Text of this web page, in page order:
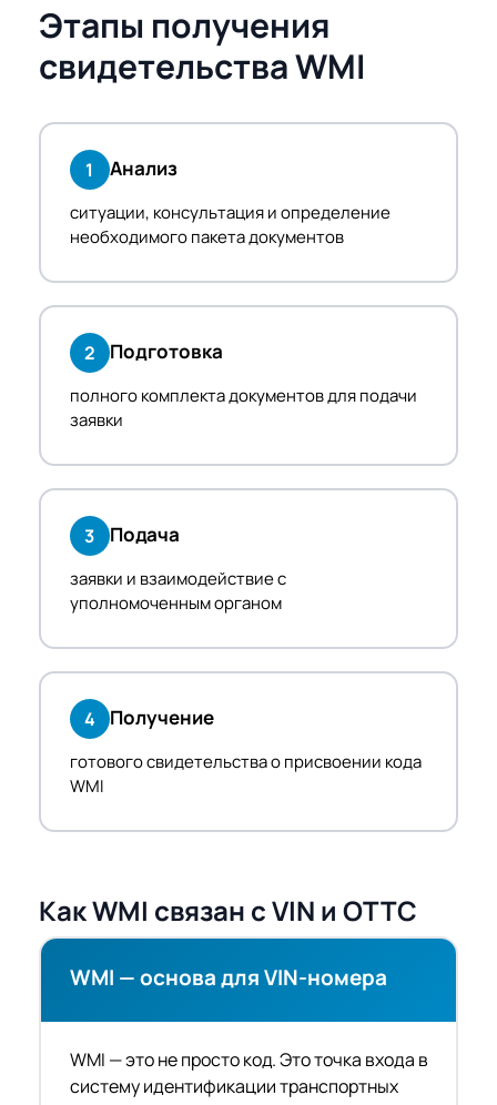
Этапы получения
свидетельства WMI
1 Анализ
ситуации, консультация и определение
необходимого пакета документов
2 Подготовка
полного комплекта документов для подачи
заявки
3 Подача
заявки и взаимодействие с
уполномоченным органом
4 Получение
готового свидетельства о присвоении кода
WMI
Как WMI связан с VIN и ОТТС
WMI — основа для VIN-номера
WMI — это не просто код. Это точка входа в
систему идентификации транспортных